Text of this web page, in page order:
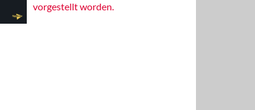
vorgestellt worden.